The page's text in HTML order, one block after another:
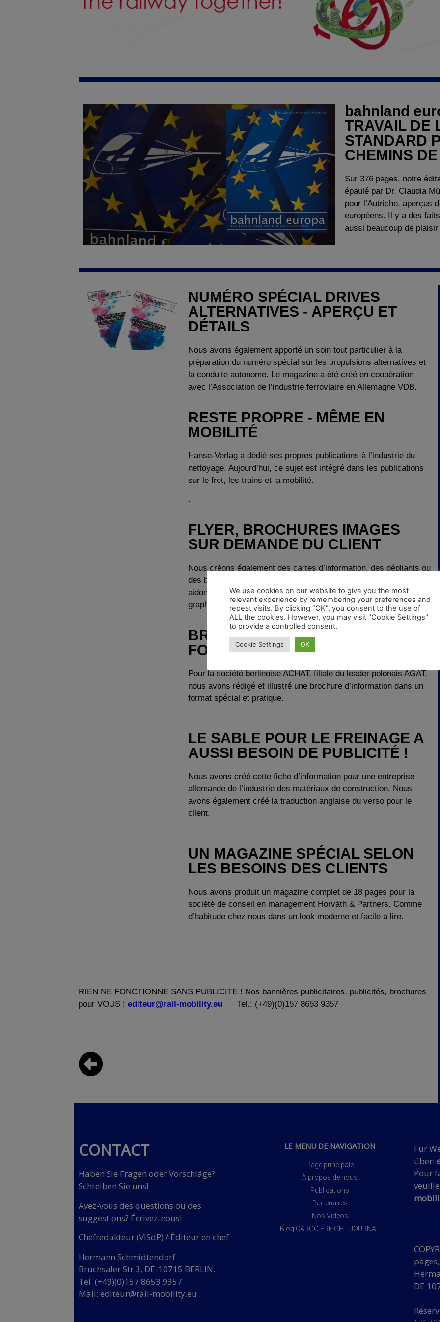
bahnland
TRAVAIL DE
STANDARD
CHEMINS
Sur 376 pages, notre
épaulé par Dr. Claudia
pour l’Autriche, aperçus
européens. Il y a des
aussi beaucoup de plaisir
NUMÉRO SPÉCIAL DRIVES
ALTERNATIVES - APERÇU ET
DÉTAILS
Nous avons également apporté un soin tout particulier à la
préparation du numéro spécial sur les propulsions alternatives et
la conduite autonome. Le magazine a été créé en coopération
avec l’Association de l’industrie ferroviaire en Allemagne VDB.
RESTE PROPRE - MÊME EN
MOBILITÉ
Hanse-Verlag a dédié ses propres publications à l’industrie du
nettoyage. Aujourd’hui, ce sujet est intégré dans les publications
sur le fret, les trains et la mobilité.
.
FLYER, BROCHURES IMAGES
SUR DEMANDE DU CLIENT
Nous créons également des cartes d’information, des dépliants ou
des brochures complètes pour nos clients selon les besoins, et
aidons à la conception de textes et d’images ainsi que de
graphiques.
BROCHURES DANS TOUS LES
FORMATS
Pour la société berlinoise ACHAT, filiale du leader polonais AGAT,
nous avons rédigé et illustré une brochure d’information dans un
format spécial et pratique.
LE SABLE POUR LE FREINAGE A
AUSSI BESOIN DE PUBLICITÉ !
Nous avons créé cette fiche d’information pour une entreprise
allemande de l’industrie des matériaux de construction. Nous
avons également créé la traduction anglaise du verso pour le
client.
UN MAGAZINE SPÉCIAL SELON
LES BESOINS DES CLIENTS
Nous avons produit un magazine complet de 18 pages pour la
société de conseil en management Horváth & Partners. Comme
d’habitude chez nous dans un look moderne et facile à lire.
RIEN NE FONCTIONNE SANS PUBLICITE ! Nos bannières publicitaires, publicités, brochures
pour VOUS ! editeur@rail-mobility.eu Tel.: (+49)(0)157 8653 9357
CONTACT
Haben Sie Fragen oder Vorschläge?
Schreiben Sie uns!
Avez-vous des questions ou des
suggestions? Écrivez-nous!
Chefredakteur (VISdP) / Éditeur en chef
Hermann Schmidtendorf
Bruchsaler Str.3, DE-10715 BERLIN.
Tel. (+49)(0)157 8653 9357
Mail: editeur@rail-mobility.eu
LE MENU DE NAVIGATION
Page principale
À propos de nous
Publications
Partenaires
Nos Videos
Blog CARGO FREIGHT JOURNAL
Für
über:
Pour
DE
We use cookies on our website to give you the most
relevant experience by remembering your preferences and
repeat visits. By clicking “OK”, you consent to the use of
ALL the cookies. However, you may visit "Cookie Settings"
to provide a controlled consent.
Cookie Settings OK